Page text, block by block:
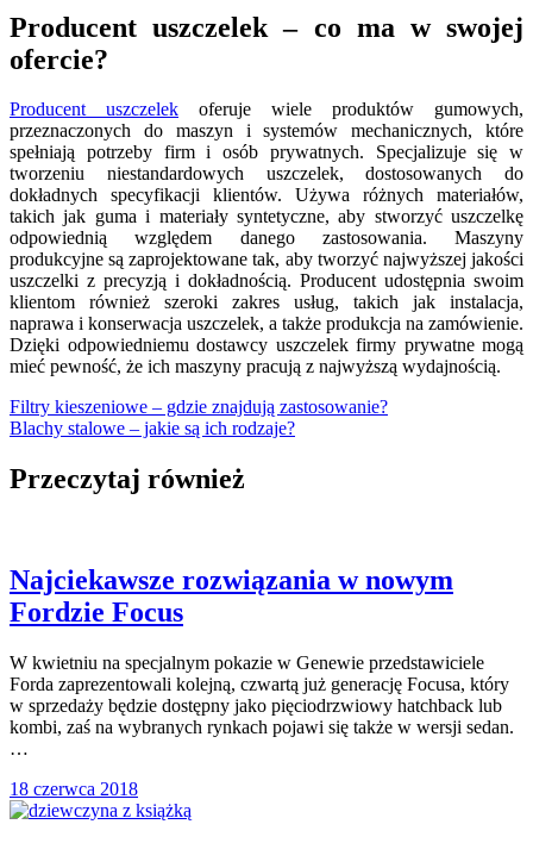
Producent uszczelek – co ma w swojej
ofercie?
Producent uszczelek oferuje wiele produktów gumowych,
przeznaczonych do maszyn i systemów mechanicznych, które
spełniają potrzeby firm i osób prywatnych. Specjalizuje się w
tworzeniu niestandardowych uszczelek, dostosowanych do
dokładnych specyfikacji klientów. Używa różnych materiałów,
takich jak guma i materiały syntetyczne, aby stworzyć uszczelkę
odpowiednią względem danego zastosowania. Maszyny
produkcyjne są zaprojektowane tak, aby tworzyć najwyższej jakości
uszczelki z precyzją i dokładnością. Producent udostępnia swoim
klientom również szeroki zakres usług, takich jak instalacja,
naprawa i konserwacja uszczelek, a także produkcja na zamówienie.
Dzięki odpowiedniemu dostawcy uszczelek firmy prywatne mogą
mieć pewność, że ich maszyny pracują z najwyższą wydajnością.
Nawigacja
wpisu
Filtry kieszeniowe – gdzie znajdują zastosowanie?
Blachy stalowe – jakie są ich rodzaje?
Przeczytaj również
Najciekawsze rozwiązania w nowym
Fordzie Focus
W kwietniu na specjalnym pokazie w Genewie przedstawiciele
Forda zaprezentowali kolejną, czwartą już generację Focusa, który
w sprzedaży będzie dostępny jako pięciodrzwiowy hatchback lub
kombi, zaś na wybranych rynkach pojawi się także w wersji sedan.
…
18 czerwca 2018